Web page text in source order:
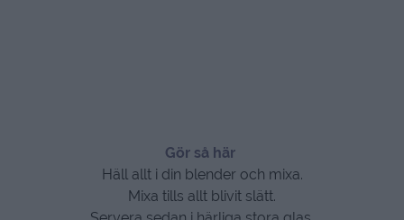
Gör så här
Häll allt i din blender och mixa.
Mixa tills allt blivit slätt.